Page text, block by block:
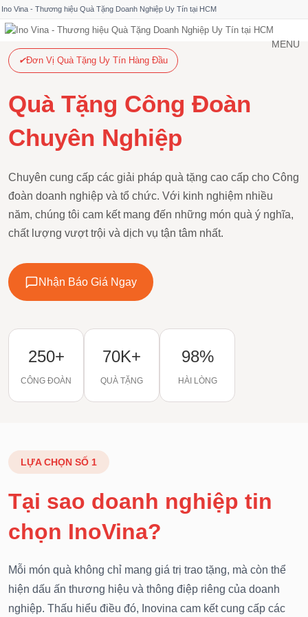
Ino Vina - Thương hiệu Quà Tặng Doanh Nghiệp Uy Tín tại HCM
MENU
✔Đơn Vị Quà Tặng Uy Tín Hàng Đầu
Quà Tặng Công Đoàn
Chuyên Nghiệp
Chuyên cung cấp các giải pháp quà tặng cao cấp cho
Công đoàn doanh nghiệp và tổ chức. Với kinh nghiệm
nhiều năm, chúng tôi cam kết mang đến những món
quà ý nghĩa, chất lượng vượt trội và dịch vụ tận tâm
Nhận Báo Giá Ngay
250+
CÔNG ĐOÀN
70K+
QUÀ TẶNG
98%
HÀI LÒNG
Tại sao doanh nghiệp tin
chọn InoVina?
Mỗi món quà không chỉ mang giá trị trao tặng, mà còn thể
hiện dấu ấn thương hiệu và thông điệp riêng của doanh